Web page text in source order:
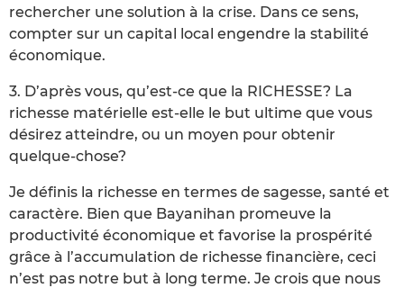
rechercher une solution à la crise. Dans ce sens,
compter sur un capital local engendre la stabilité
économique.
3. D’après vous, qu’est-ce que la RICHESSE? La
richesse matérielle est-elle le but ultime que vous
désirez atteindre, ou un moyen pour obtenir
quelque-chose?
Je définis la richesse en termes de sagesse, santé et
caractère. Bien que Bayanihan promeuve la
productivité économique et favorise la prospérité
grâce à l’accumulation de richesse financière, ceci
n’est pas notre but à long terme. Je crois que nous